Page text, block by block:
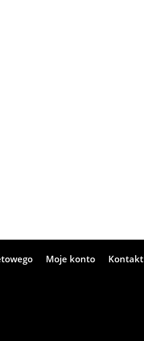
Moje konto Kontakt